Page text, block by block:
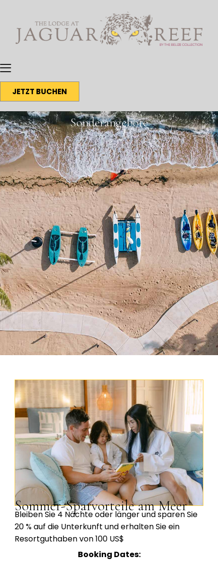
JETZT BUCHEN
Sonderangebote
Sommer-Sparvorteile am Meer
Bleiben Sie 4 Nächte oder länger und sparen Sie
20 % auf die Unterkunft und erhalten Sie ein
Resortguthaben von 100 US$
Booking Dates: